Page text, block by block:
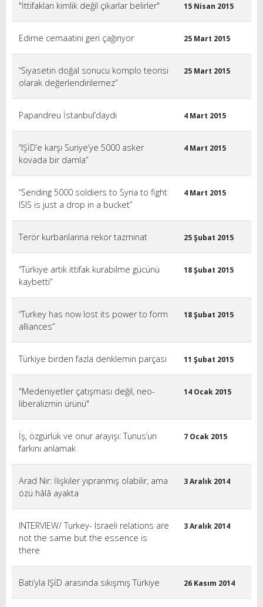
"İttifakları kimlik değil çıkarlar belirler" 15 Nisan 2015
Edirne cemaatini geri çağırıyor 25 Mart 2015
“Siyasetin doğal sonucu komplo teorisi
olarak değerlendirilemez”
25 Mart 2015
Papandreu İstanbul’daydı 4 Mart 2015
“IŞİD’e karşı Suriye’ye 5000 asker
kovada bir damla”
4 Mart 2015
“Sending 5000 soldiers to Syria to fight
ISIS is just a drop in a bucket”
4 Mart 2015
Terör kurbanlarına rekor tazminat 25 Şubat 2015
“Türkiye artık ittifak kurabilme gücünü
kaybetti”
18 Şubat 2015
“Turkey has now lost its power to form
alliances”
18 Şubat 2015
Türkiye birden fazla denklemin parçası 11 Şubat 2015
"Medeniyetler çatışması değil, neo-
liberalizmin ürünü"
14 Ocak 2015
İş, özgürlük ve onur arayışı: Tunus’un
farkını anlamak
7 Ocak 2015
Arad Nir: İlişkiler yıpranmış olabilir, ama
özü hâlâ ayakta
3 Aralık 2014
INTERVIEW/ Turkey- Israeli relations are
not the same but the essence is
there
3 Aralık 2014
Batı’yla IŞİD arasında sıkışmış Türkiye 26 Kasım 2014